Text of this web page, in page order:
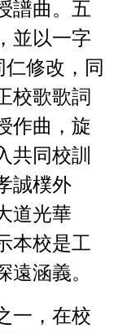
譜曲。五
並以一字
修改，同
校歌歌詞
作曲，旋
共同校訓
誠樸外
道光華
本校是工
涵義。
，在校